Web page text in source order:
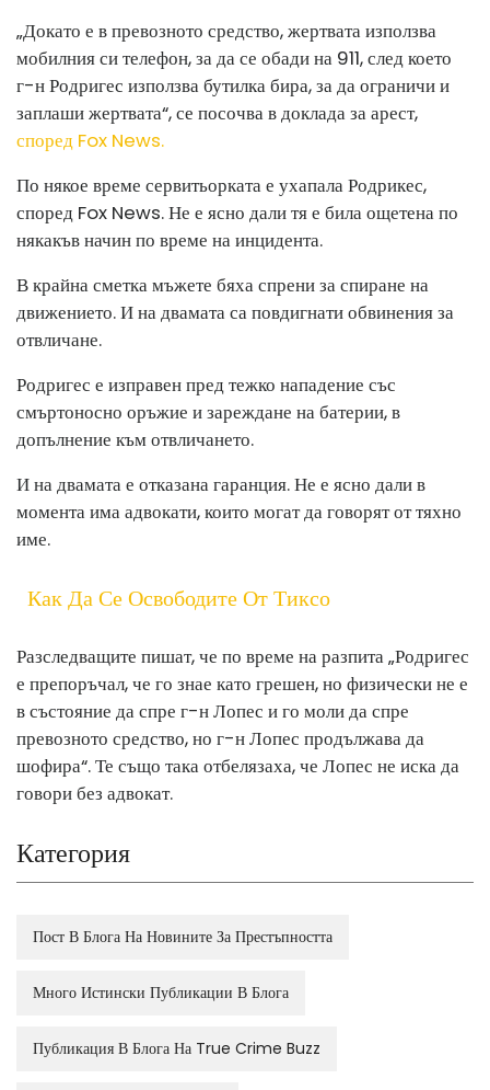
„Докато е в превозното средство, жертвата използва
мобилния си телефон, за да се обади на 911, след което
г-н Родригес използва бутилка бира, за да ограничи и
заплаши жертвата“, се посочва в доклада за арест,
според Fox News.
По някое време сервитьорката е ухапала Родрикес,
според Fox News. Не е ясно дали тя е била ощетена по
някакъв начин по време на инцидента.
В крайна сметка мъжете бяха спрени за спиране на
движението. И на двамата са повдигнати обвинения за
отвличане.
Родригес е изправен пред тежко нападение със
смъртоносно оръжие и зареждане на батерии, в
допълнение към отвличането.
И на двамата е отказана гаранция. Не е ясно дали в
момента има адвокати, които могат да говорят от тяхно
име.
Как Да Се Освободите От Тиксо
Разследващите пишат, че по време на разпита „Родригес
е препоръчал, че го знае като грешен, но физически не е
в състояние да спре г-н Лопес и го моли да спре
превозното средство, но г-н Лопес продължава да
шофира“. Те също така отбелязаха, че Лопес не иска да
говори без адвокат.
Категория
Пост В Блога На Новините За Престъпността
Много Истински Публикации В Блога
Публикация В Блога На True Crime Buzz